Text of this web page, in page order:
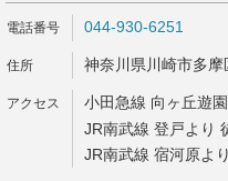
044-930-6251
神奈川県川崎市多
小田急線 向ヶ丘遊
JR南武線 登戸より
JR南武線 宿河原よ